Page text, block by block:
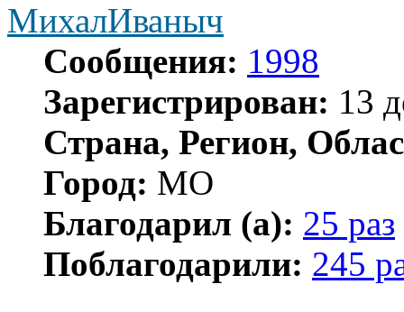
МихалИваныч
Сообщения: 1998
Зарегистрирован: 13
Страна, Регион,
Город: МО
Благодарил (а): 25 раз
Поблагодарили: 245